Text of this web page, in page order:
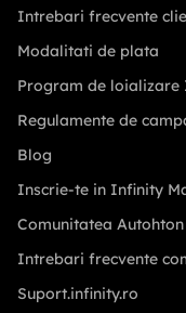
Intrebari frecvente
Modalitati de plata
Program de loializare
Regulamente de
Blog
Inscrie-te in Infinity
Comunitatea Autohton
Intrebari frecvente
Suport.infinity.ro